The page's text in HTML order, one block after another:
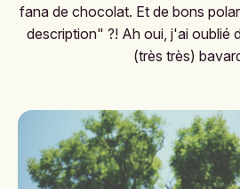
fana de chocolat. Et de bons
description" ?! Ah oui, j'ai oublié
(très très)